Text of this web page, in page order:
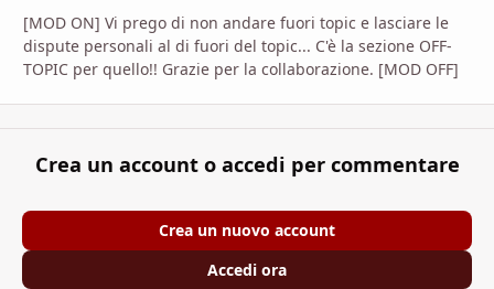
[MOD ON] Vi prego di non andare fuori topic e lasciare le
dispute personali al di fuori del topic... C'è la sezione OFF-
TOPIC per quello!! Grazie per la collaborazione. [MOD OFF]
Crea un account o accedi per commentare
Crea un nuovo account
Accedi ora